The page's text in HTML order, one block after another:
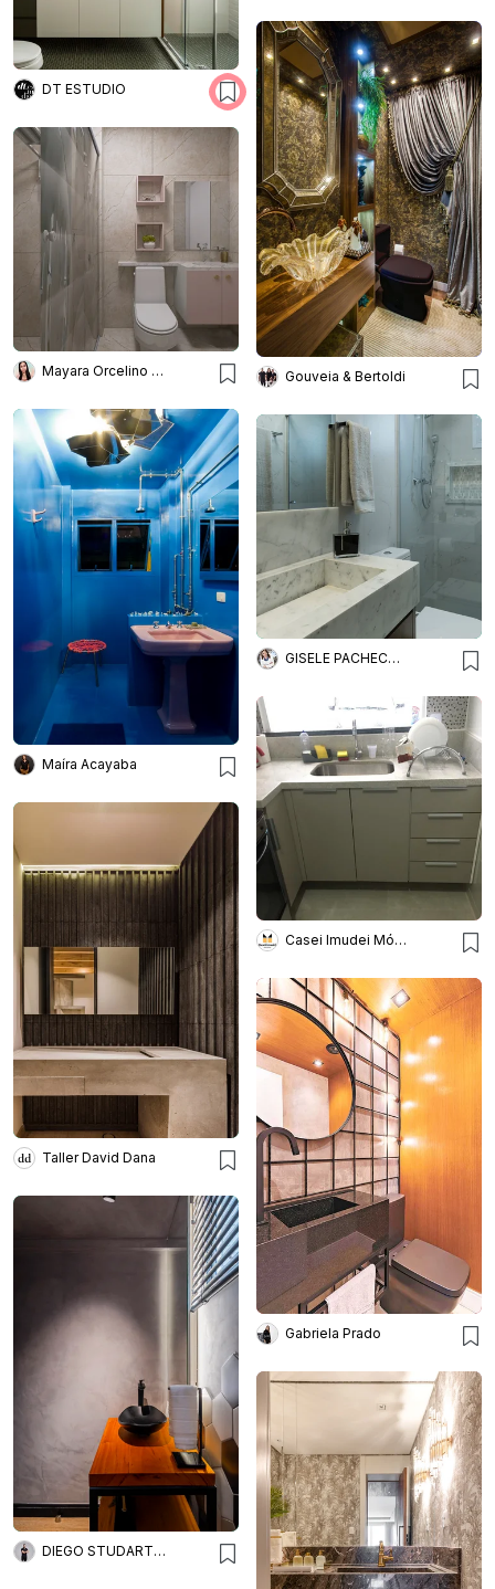
DT ESTUDIO
Gouveia & Bertoldi
Mayara Orcelino Interiores
Maíra Acayaba
GISELE PACHECO ARQUITETURA E INTERIORES
Casei Imudei Móveis Planejados
Taller David Dana
Gabriela Prado
DIEGO STUDART ARQUITETURA